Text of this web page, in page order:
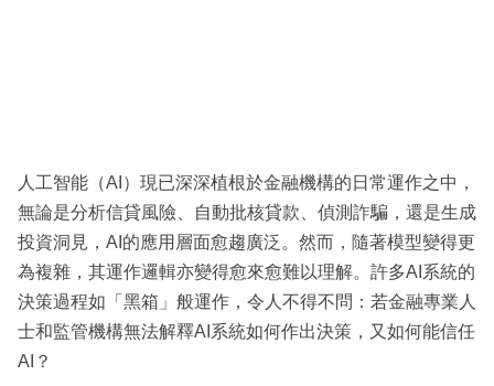
區
人工智能（AI）現已深深植根於金融機構的日常運作之中，
無論是分析信貸風險、自動批核貸款、偵測詐騙，還是生成
投資洞見，AI的應用層面愈趨廣泛。然而，隨著模型變得更
為複雜，其運作邏輯亦變得愈來愈難以理解。許多AI系統的
決策過程如「黑箱」般運作，令人不得不問：若金融專業人
士和監管機構無法解釋AI系統如何作出決策，又如何能信任
AI？